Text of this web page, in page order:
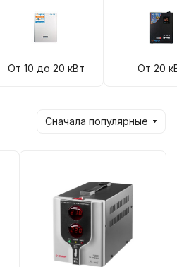
От 10 до 20 кВт От 20
Сначала популярные